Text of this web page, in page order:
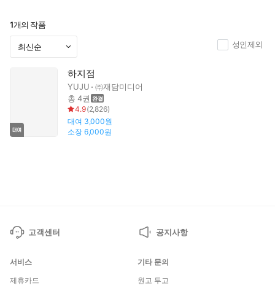
1개의 작품
성인제외
하지점
YUJU
㈜재담미디어
총 4권
4.9(2,826)
대여 3,000원
소장 6,000원
고객센터 공지사항
서비스
제휴카드
기타 문의
원고 투고